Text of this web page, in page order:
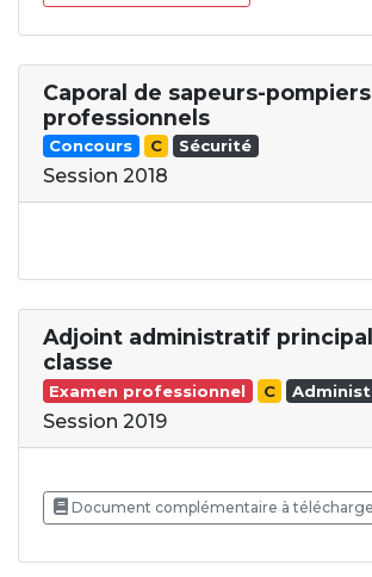
Caporal de sapeurs-pompiers
professionnels
Concours C Sécurité
Session 2018
Adjoint administratif
classe
Examen professionnel C
Session 2019
Document complémentaire à